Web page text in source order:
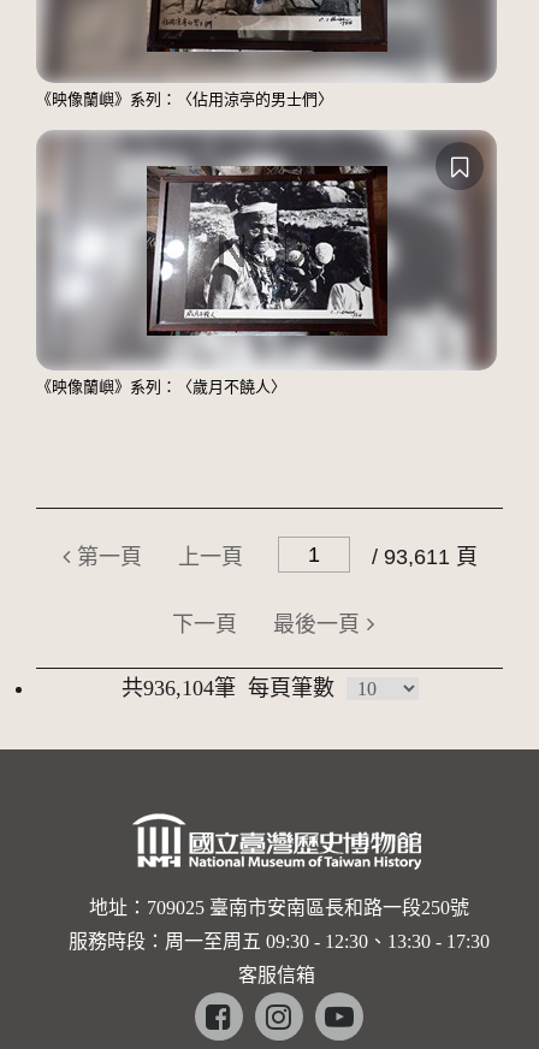
《映像蘭嶼》系列：〈佔用涼亭的男士們〉
《映像蘭嶼》系列：〈歲月不饒人〉
第一頁 上一頁 / 93,611 頁
下一頁 最後一頁
共936,104筆 每頁筆數
地址：709025 臺南市安南區長和路一段250號
服務時段：周一至周五 09:30 - 12:30、13:30 - 17:30
客服信箱
Facebookinstagramyoutube